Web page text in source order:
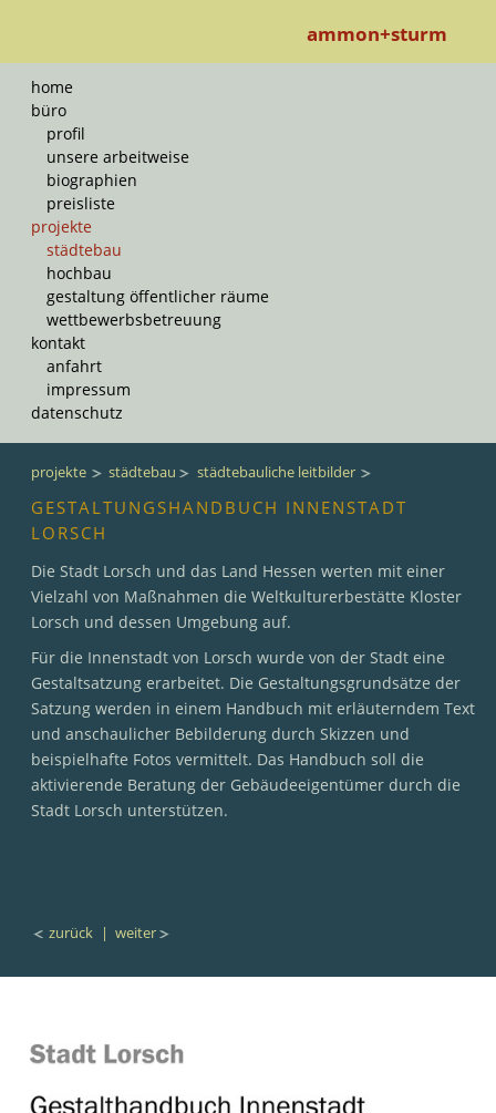
ammon+sturm
Navigation
überspringen
home
büro
profil
unsere arbeitweise
biographien
preisliste
projekte
städtebau
hochbau
gestaltung öffentlicher räume
wettbewerbsbetreuung
kontakt
anfahrt
impressum
datenschutz
projekte städtebau städtebauliche leitbilder
GESTALTUNGSHANDBUCH INNENSTADT
LORSCH
Die Stadt Lorsch und das Land Hessen werten mit einer
Vielzahl von Maßnahmen die Weltkulturerbestätte Kloster
Lorsch und dessen Umgebung auf.
Für die Innenstadt von Lorsch wurde von der Stadt eine
Gestaltsatzung erarbeitet. Die Gestaltungsgrundsätze der
Satzung werden in einem Handbuch mit erläuterndem Text
und anschaulicher Bebilderung durch Skizzen und
beispielhafte Fotos vermittelt. Das Handbuch soll die
aktivierende Beratung der Gebäudeeigentümer durch die
Stadt Lorsch unterstützen.
zurück | weiter